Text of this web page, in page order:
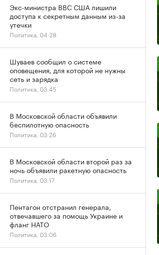
Экс-министра ВВС США лишили
доступа к секретным данным из-за
утечки
Политика, 04:28
Шуваев сообщил о системе
оповещения, для которой не нужны
сеть и зарядка
Политика, 03:45
В Московской области объявили
беспилотную опасность
Политика, 03:26
В Московской области второй раз за
ночь объявили ракетную опасность
Политика, 03:17
Пентагон отстранил генерала,
отвечавшего за помощь Украине и
фланг НАТО
Политика, 03:06